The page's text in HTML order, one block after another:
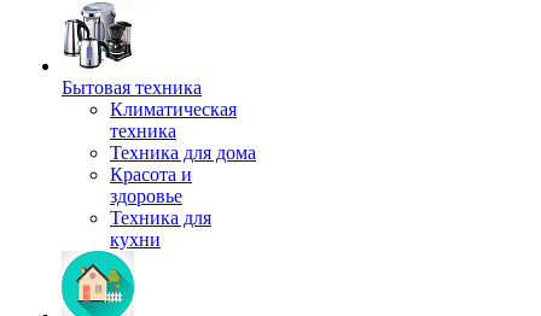
Бытовая техника
Климатическая
техника
Техника для дома
Красота и
здоровье
Техника для
кухни